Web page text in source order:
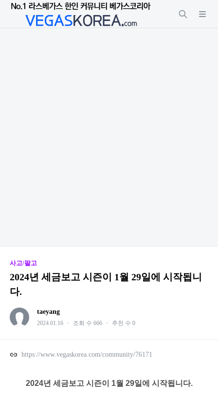
사고/팔고
2024년 세금보고 시즌이 1월 29일에 시작됩니
다.
taeyang
2024.01.16 ・ 조회 수 666 ・ 추천 수 0
https://www.vegaskorea.com/community/76171
2024년 세금보고 시즌이 1월 29일에 시작됩니다.